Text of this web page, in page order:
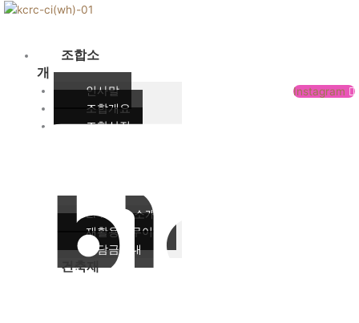
콘
조합소
개
인사말
조합개요
조합상징
EPR제도 소개
재활용의무이행
분담금안내
건축재
Instagram